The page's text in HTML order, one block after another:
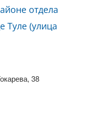
отдела
Туле (улица
38